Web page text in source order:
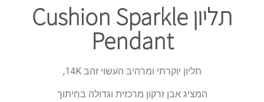
תליון Cushion Sparkle
Pendant
תליון יוקרתי ומרהיב העשוי זהב 14K,
המציג אבן זרקון מרכזית וגדולה בחיתוך